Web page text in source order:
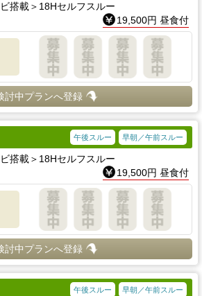
搭載＞18Hセルフスルー
19,500円 昼食付
討中プランへ登録
早朝／午前スルー
午後スルー
搭載＞18Hセルフスルー
19,500円 昼食付
討中プランへ登録
早朝／午前スルー
午後スルー